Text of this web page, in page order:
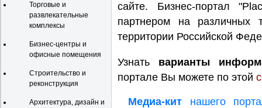
Торговые и
развлекательные
комплексы
Бизнес-центры и
офисные помещения
Строительство и
реконструкция
Архитектура, дизайн и
сайте. Бизнес-портал
партнером на различных
территории Российской
Узнать варианты
портале Вы можете по этой
Медиа-кит нашего